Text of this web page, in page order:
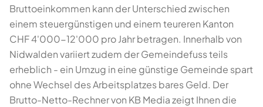
Bruttoeinkommen kann der Unterschied zwischen
einem steuergünstigen und einem teureren Kanton
CHF 4'000-12'000 pro Jahr betragen. Innerhalb von
Nidwalden variiert zudem der Gemeindefuss teils
erheblich - ein Umzug in eine günstige Gemeinde spart
ohne Wechsel des Arbeitsplatzes bares Geld. Der
Brutto-Netto-Rechner von KB Media zeigt Ihnen die